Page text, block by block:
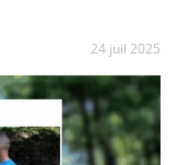
24 juil 2025